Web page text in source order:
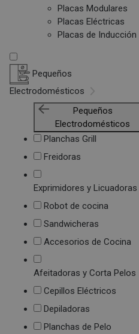
Placas Modulares
Placas Eléctricas
Placas de Inducción
Pequeños
Electrodomésticos
Pequeños
Electrodomésticos
Planchas Grill
Freidoras
Exprimidores y Licuadoras
Robot de cocina
Sandwicheras
Accesorios de Cocina
Afeitadoras y Corta Pelos
Cepillos Eléctricos
Depiladoras
Planchas de Pelo